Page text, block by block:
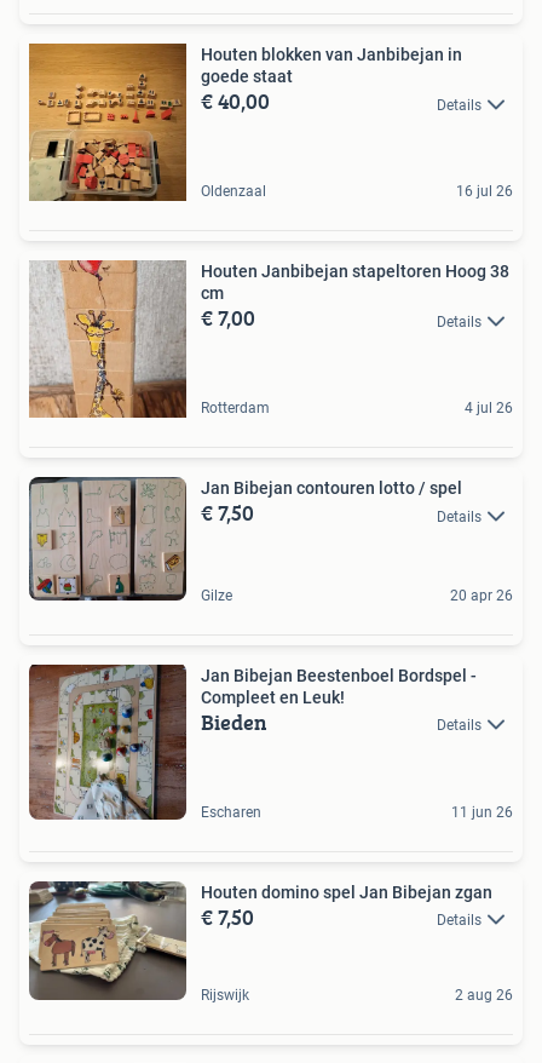
Houten blokken van Janbibejan in
goede staat
€ 40,00 Details
Oldenzaal 16 jul 26
Houten Janbibejan stapeltoren Hoog 38
cm
€ 7,00 Details
Rotterdam 4 jul 26
Jan Bibejan contouren lotto / spel
€ 7,50 Details
Gilze 20 apr 26
Jan Bibejan Beestenboel Bordspel -
Compleet en Leuk!
Bieden Details
Escharen 11 jun 26
Houten domino spel Jan Bibejan zgan
€ 7,50 Details
Rijswijk 2 aug 26